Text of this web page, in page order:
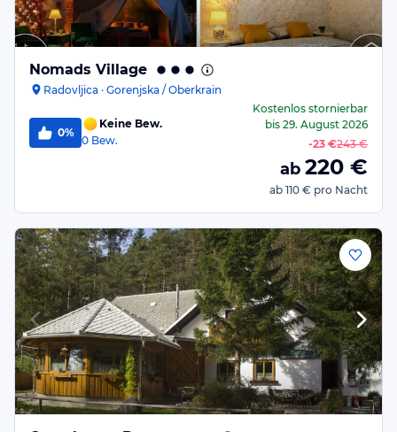
Nomads Village
Radovljica · Gorenjska / Oberkrain
0%
Keine Bew.
0 Bew.
Kostenlos stornierbar
bis 29. August 2026
-23 €243 €
ab 220 €
ab 110 € pro Nacht